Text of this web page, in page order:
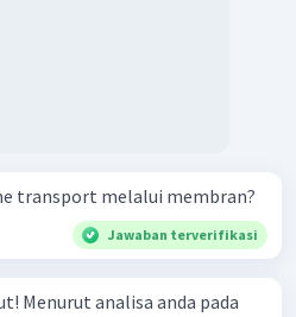
transport melalui membran?
Jawaban terverifikasi